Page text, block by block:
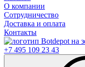
О компании
Сотрудничество
Доставка и оплата
Контакты
+7 495 109 23 43